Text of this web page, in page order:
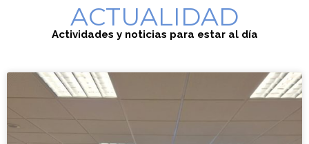
ACTUALIDAD
Actividades y noticias para estar al día